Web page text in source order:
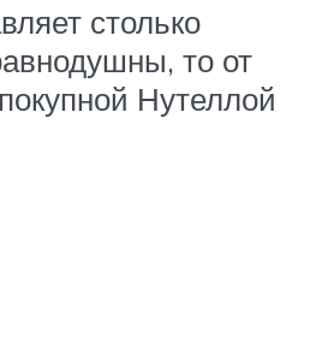
столько
то от
Нутеллой